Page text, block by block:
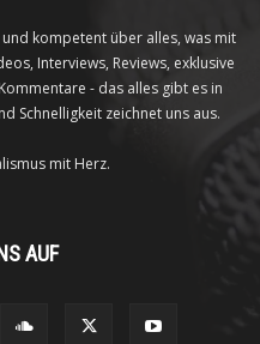
kompetent über alles, was mit
Interviews, Reviews, exklusive
- das alles gibt es in
Schnelligkeit zeichnet uns aus.
mit Herz.
AUF